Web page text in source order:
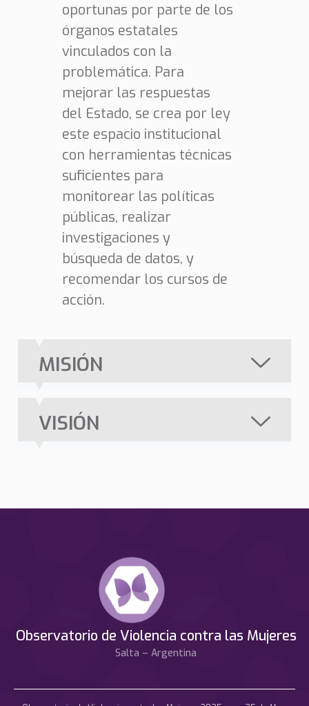
oportunas por parte de los
órganos estatales
vinculados con la
problemática. Para
mejorar las respuestas
del Estado, se crea por ley
este espacio institucional
con herramientas técnicas
suficientes para
monitorear las políticas
públicas, realizar
investigaciones y
búsqueda de datos, y
recomendar los cursos de
acción.
MISIÓN
VISIÓN
Observatorio de Violencia contra las Mujeres
Salta – Argentina